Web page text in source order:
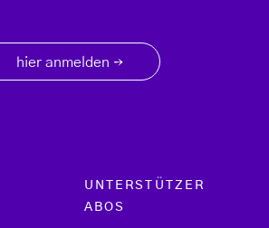
hier anmelden →
UNTERSTÜTZER
ABOS